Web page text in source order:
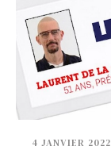
4 JANVIER 2022